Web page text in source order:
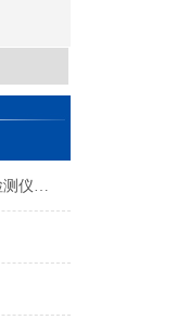
土壤检测仪器多少钱-土壤检测仪器多少钱